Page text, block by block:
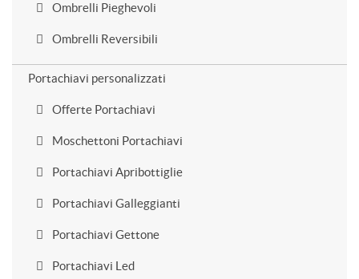
Ombrelli Pieghevoli
Ombrelli Reversibili
Portachiavi personalizzati
Offerte Portachiavi
Moschettoni Portachiavi
Portachiavi Apribottiglie
Portachiavi Galleggianti
Portachiavi Gettone
Portachiavi Led